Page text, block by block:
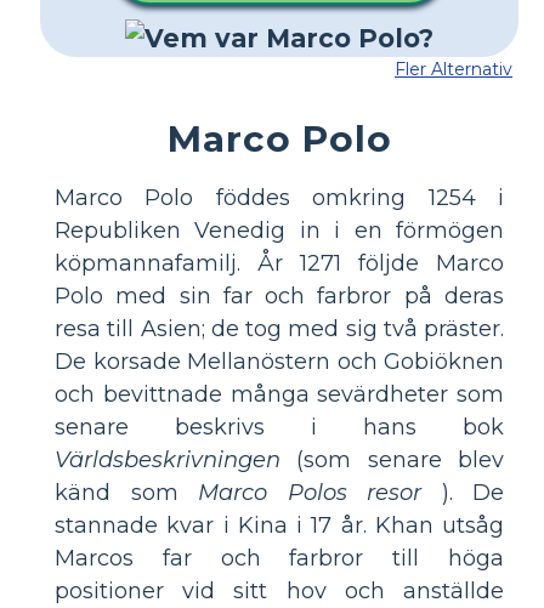
Fler Alternativ
Marco Polo
Marco Polo föddes omkring 1254 i
Republiken Venedig in i en förmögen
köpmannafamilj. År 1271 följde Marco
Polo med sin far och farbror på deras
resa till Asien; de tog med sig två präster.
De korsade Mellanöstern och Gobiöknen
och bevittnade många sevärdheter som
senare beskrivs i hans bok
Världsbeskrivningen (som senare blev
känd som Marco Polos resor). De
stannade kvar i Kina i 17 år. Khan utsåg
Marcos far och farbror till höga
positioner vid sitt hov och anställde